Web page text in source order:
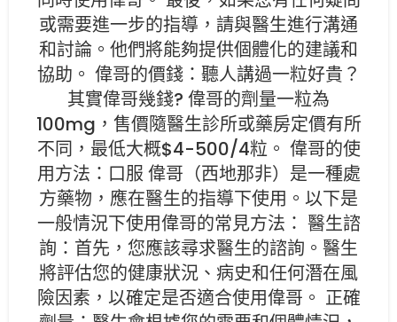
或需要進一步的指導，請與醫生進行溝通
和討論。他們將能夠提供個體化的建議和
協助。 偉哥的價錢：聽人講過一粒好貴？
其實偉哥幾錢? 偉哥的劑量一粒為
100mg，售價隨醫生診所或藥房定價有所
不同，最低大概$4-500/4粒。 偉哥的使
用方法：口服 偉哥（西地那非）是一種處
方藥物，應在醫生的指導下使用。以下是
一般情況下使用偉哥的常見方法： 醫生諮
詢：首先，您應該尋求醫生的諮詢。醫生
將評估您的健康狀況、病史和任何潛在風
險因素，以確定是否適合使用偉哥。 正確